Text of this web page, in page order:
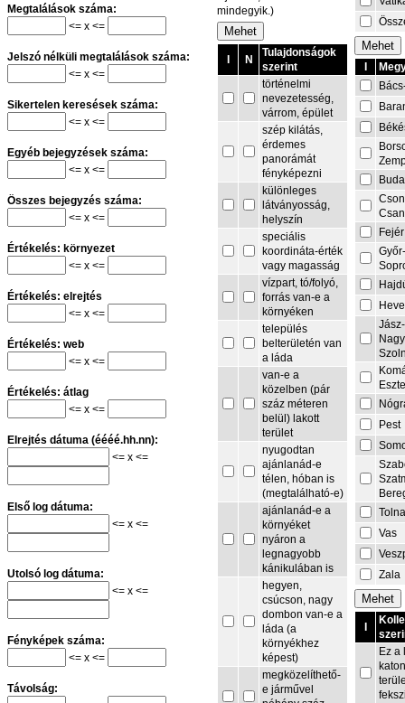
Megtalálások száma:
<= x <=
Jelszó nélküli megtalálások száma:
<= x <=
Sikertelen keresések száma:
<= x <=
Egyéb bejegyzések száma:
<= x <=
Összes bejegyzés száma:
<= x <=
Értékelés: környezet
<= x <=
Értékelés: elrejtés
<= x <=
Értékelés: web
<= x <=
Értékelés: átlag
<= x <=
Elrejtés dátuma (éééé.hh.nn):
<= x <=
Első log dátuma:
<= x <=
Utolsó log dátuma:
<= x <=
Fényképek száma:
<= x <=
Távolság:
mindegyik.)
N
Tulajdonságok
szerint
történelmi
nevezetesség,
várrom, épület
szép kilátás,
érdemes
panorámát
fényképezni
különleges
látványosság,
helyszín
speciális
koordináta-érték
vagy magasság
vízpart, tó/folyó,
forrás van-e a
környéken
település
belterületén van
a láda
van-e a
közelben (pár
száz méteren
belül) lakott
terület
nyugodtan
ajánlanád-e
télen, hóban is
(megtalálható-e)
ajánlanád-e a
környéket
nyáron a
legnagyobb
kánikulában is
hegyen,
csúcson, nagy
dombon van-e a
láda (a
környékhez
képest)
megközelíthető-
e járművel
Fejér
Jász-
Pest
Vas
Zala
Ez a